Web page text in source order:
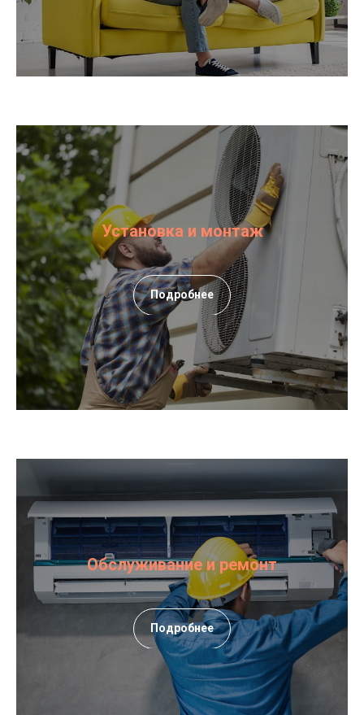
Установка и монтаж
Подробнее
Обслуживание и ремонт
Подробнее